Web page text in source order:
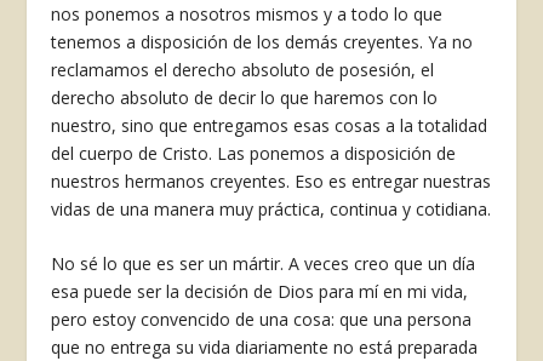
nos ponemos a nosotros mismos y a todo lo que
tenemos a disposición de los demás creyentes. Ya no
reclamamos el derecho absoluto de posesión, el
derecho absoluto de decir lo que haremos con lo
nuestro, sino que entregamos esas cosas a la totalidad
del cuerpo de Cristo. Las ponemos a disposición de
nuestros hermanos creyentes. Eso es entregar nuestras
vidas de una manera muy práctica, continua y cotidiana.
No sé lo que es ser un mártir. A veces creo que un día
esa puede ser la decisión de Dios para mí en mi vida,
pero estoy convencido de una cosa: que una persona
que no entrega su vida diariamente no está preparada